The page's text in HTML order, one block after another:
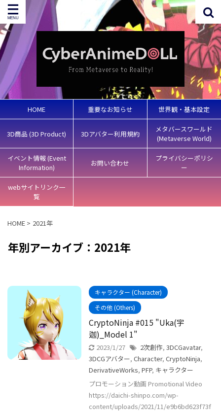
HOME 重要なお知らせ 世界観・基本設定
3D商品 (3D Product) 3Dアバター利用規約
メタバースワールド
(Metaverse World)
イベント情報 (Event
Information)
お問い合わせ
プライバシーポリシ
ー
webサイトリンク一
覧
HOME > 2021年
年別アーカイブ：2021年
キャラクター (Character)
その他 (Others)
CryptoNinja #015 "Uka(宇
迦)_Model 1"
2023/1/27 2次創作, 3DCGavatar,
3DCGアバター, Character, CryptoNinja,
DerivativeWorks, PFP, キャラクター
プロモーション動画 Promotional Video
https://daichi-shinpo.com/wp-
content/uploads/2021/11/e9b6bd623f73f